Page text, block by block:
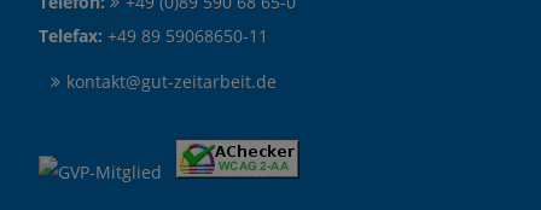
Telefax: +49 89 59068650-11
kontakt@gut-zeitarbeit.de